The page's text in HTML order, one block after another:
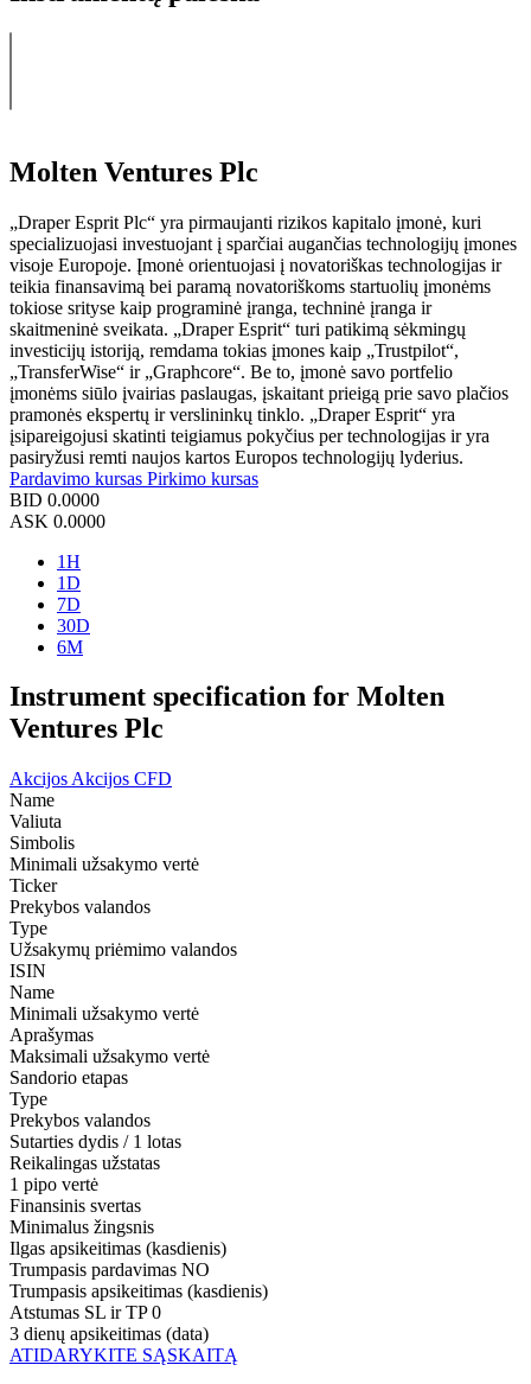
Molten Ventures Plc
„Draper Esprit Plc“ yra pirmaujanti rizikos kapitalo įmonė, kuri
specializuojasi investuojant į sparčiai augančias technologijų įmones
visoje Europoje. Įmonė orientuojasi į novatoriškas technologijas ir
teikia finansavimą bei paramą novatoriškoms startuolių įmonėms
tokiose srityse kaip programinė įranga, techninė įranga ir
skaitmeninė sveikata. „Draper Esprit“ turi patikimą sėkmingų
investicijų istoriją, remdama tokias įmones kaip „Trustpilot“,
„TransferWise“ ir „Graphcore“. Be to, įmonė savo portfelio
įmonėms siūlo įvairias paslaugas, įskaitant prieigą prie savo plačios
pramonės ekspertų ir verslininkų tinklo. „Draper Esprit“ yra
įsipareigojusi skatinti teigiamus pokyčius per technologijas ir yra
pasiryžusi remti naujos kartos Europos technologijų lyderius.
Pardavimo kursas Pirkimo kursas
BID 0.0000
ASK 0.0000
1H
1D
7D
30D
6M
Instrument specification for Molten
Ventures Plc
Akcijos Akcijos CFD
Name
Valiuta
Simbolis
Minimali užsakymo vertė
Ticker
Prekybos valandos
Type
Užsakymų priėmimo valandos
ISIN
Name
Minimali užsakymo vertė
Aprašymas
Maksimali užsakymo vertė
Sandorio etapas
Type
Prekybos valandos
Sutarties dydis / 1 lotas
Reikalingas užstatas
1 pipo vertė
Finansinis svertas
Minimalus žingsnis
Ilgas apsikeitimas (kasdienis)
Trumpasis pardavimas NO
Trumpasis apsikeitimas (kasdienis)
Atstumas SL ir TP 0
3 dienų apsikeitimas (data)
ATIDARYKITE SĄSKAITĄ